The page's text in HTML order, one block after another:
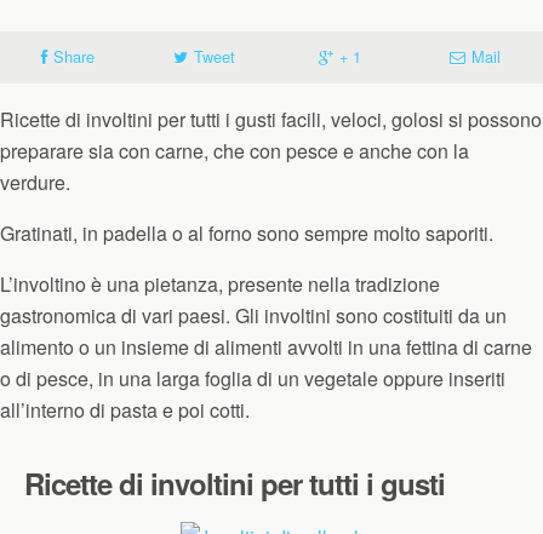
Share Tweet + 1 Mail
Ricette di involtini per tutti i gusti facili, veloci, golosi si possono
preparare sia con carne, che con pesce e anche con la
verdure.
Gratinati, in padella o al forno sono sempre molto saporiti.
L’involtino è una pietanza, presente nella tradizione
gastronomica di vari paesi. Gli involtini sono costituiti da un
alimento o un insieme di alimenti avvolti in una fettina di carne
o di pesce, in una larga foglia di un vegetale oppure inseriti
all’interno di pasta e poi cotti.
Ricette di involtini per tutti i gusti